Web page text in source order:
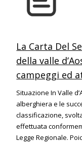
La Carta Del
della valle
campeggi ed
Situazione In Valle
alberghiera e le
classificazione,
effettuata
Legge Regionale.